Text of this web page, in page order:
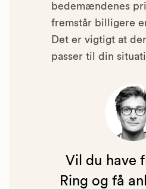
bedemændenes
fremstår billigere
Det er vigtigt at
passer til din
Vil du have
Ring og få